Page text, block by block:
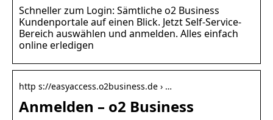
Schneller zum Login: Sämtliche o2 Business
Kundenportale auf einen Blick. Jetzt Self-Service-
Bereich auswählen und anmelden. Alles einfach
online erledigen
http s://easyaccess.o2business.de › …
Anmelden – o2 Business